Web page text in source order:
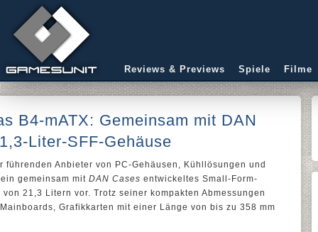
Reviews & Previews Spiele Filme
B4-mATX: Gemeinsam mit DAN
Liter-SFF-Gehäuse
führenden Anbieter von PC-Gehäusen, Kühllösungen und
gemeinsam mit DAN Cases entwickeltes Small-Form-
21,3 Litern vor. Trotz seiner kompakten Abmessungen
Grafikkarten mit einer Länge von bis zu 358 mm